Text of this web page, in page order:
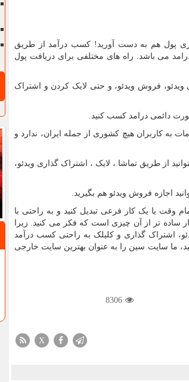
پول هم به دست آورید! کسب درآمد از طریق
می باشد. راه های مختلفی برای دریافت پول
فروش ویدئو، و حتی لایک کردن و اشتراک
دائمی درامد کسب کنید.
به کاربران هیچ کشوری از جمله ایران، ندارد و
از طریق تماشا ، لایک ، اشتراک گذاری ویدئو،
اجازه فروش ویدئو هم بگیرید.
وقت یا یک کار فرعی تبدیل کنید و به راحتی با
ساده تر از آن چیزی است که فکر می کنید. زیرا
اشتراک گذاری و کلیلک به راحتی کسب درآمد
ما سایت سین را به عنوان بهترین سایت خارجی
8306
X